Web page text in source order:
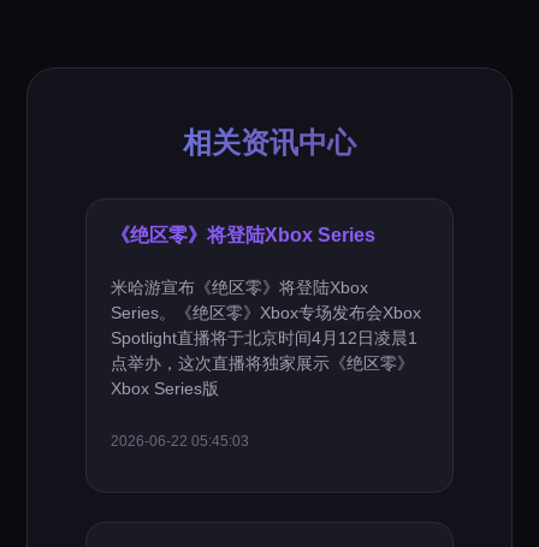
相关资讯中心
《绝区零》将登陆Xbox Series
米哈游宣布《绝区零》将登陆Xbox
Series。《绝区零》Xbox专场发布会Xbox
Spotlight直播将于北京时间4月12日凌晨1
点举办，这次直播将独家展示《绝区零》
Xbox Series版
2026-06-22 05:45:03